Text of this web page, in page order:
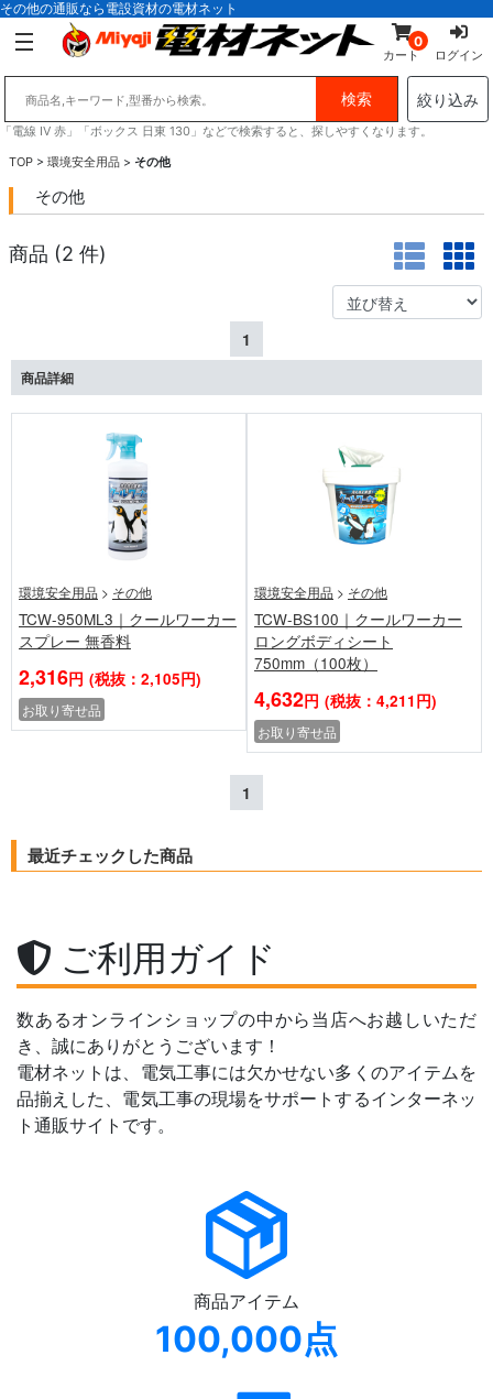
その他の通販なら電設資材の電材ネット
0
カート ログイン
絞り込み
「電線 IV 赤」「ボックス 日東 130」などで検索すると、探しやすくなります。
TOP > 環境安全用品 > その他
その他
商品 (2 件)
1
商品詳細
環境安全用品 > その他
TCW-950ML3｜クールワーカー
スプレー 無香料
2,316円 (税抜：2,105円)
お取り寄せ品
環境安全用品 > その他
TCW-BS100｜クールワーカー
ロングボディシート
750mm（100枚）
4,632円 (税抜：4,211円)
お取り寄せ品
1
最近チェックした商品
ご利用ガイド
数あるオンラインショップの中から当店へお越しいただ
き、誠にありがとうございます！
電材ネットは、電気工事には欠かせない多くのアイテムを
品揃えした、電気工事の現場をサポートするインターネッ
ト通販サイトです。
商品アイテム
100,000点